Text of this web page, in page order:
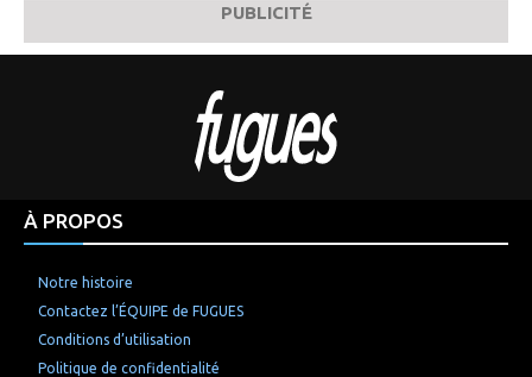
PUBLICITÉ
À PROPOS
Notre histoire
Contactez l’ÉQUIPE de FUGUES
Conditions d’utilisation
Politique de confidentialité